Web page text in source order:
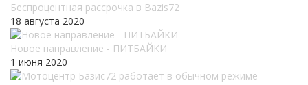
Беспроцентная рассрочка в Bazis72
18 августа 2020
Новое направление - ПИТБАЙКИ
1 июня 2020